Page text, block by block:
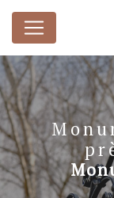
Panneau de